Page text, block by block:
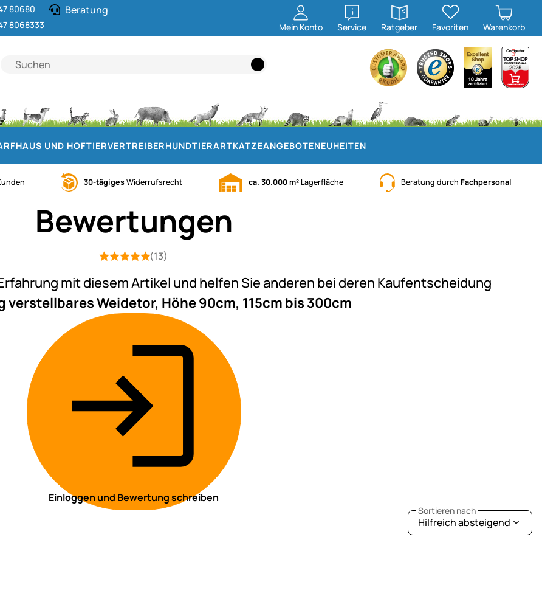
80680
8068333
Beratung
Mein Konto Service
öffnen
Ratgeber
öffnen
Favoriten Warenkorb
HAUS UND HOFTIERVERTREIBERHUNDTIERARTKATZEANGEBOTENEUHEITEN
30-tägigesWiderrufsrecht ca. 30.000 m² Lagerfläche Beratung durch Fachpersonal
Bewertungen
Bewertung: 5 von 5 (13 Bewertungen)
13 Bewertungen
(13)
mit diesem Artikel und helfen Sie anderen bei deren Kaufentscheidung
verstellbares Weidetor, Höhe 90cm, 115cm bis 300cm
Einloggen und Bewertung schreiben
Sortieren nach
Hilfreich absteigend